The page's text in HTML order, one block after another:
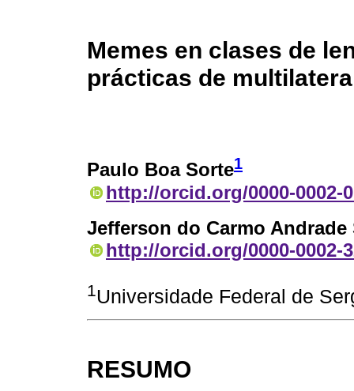
Memes en clases de
prácticas de
Paulo Boa Sorte1
http://orcid.org/0000-0002-
Jefferson do Carmo Andrade
http://orcid.org/0000-0002-
1Universidade Federal de
RESUMO